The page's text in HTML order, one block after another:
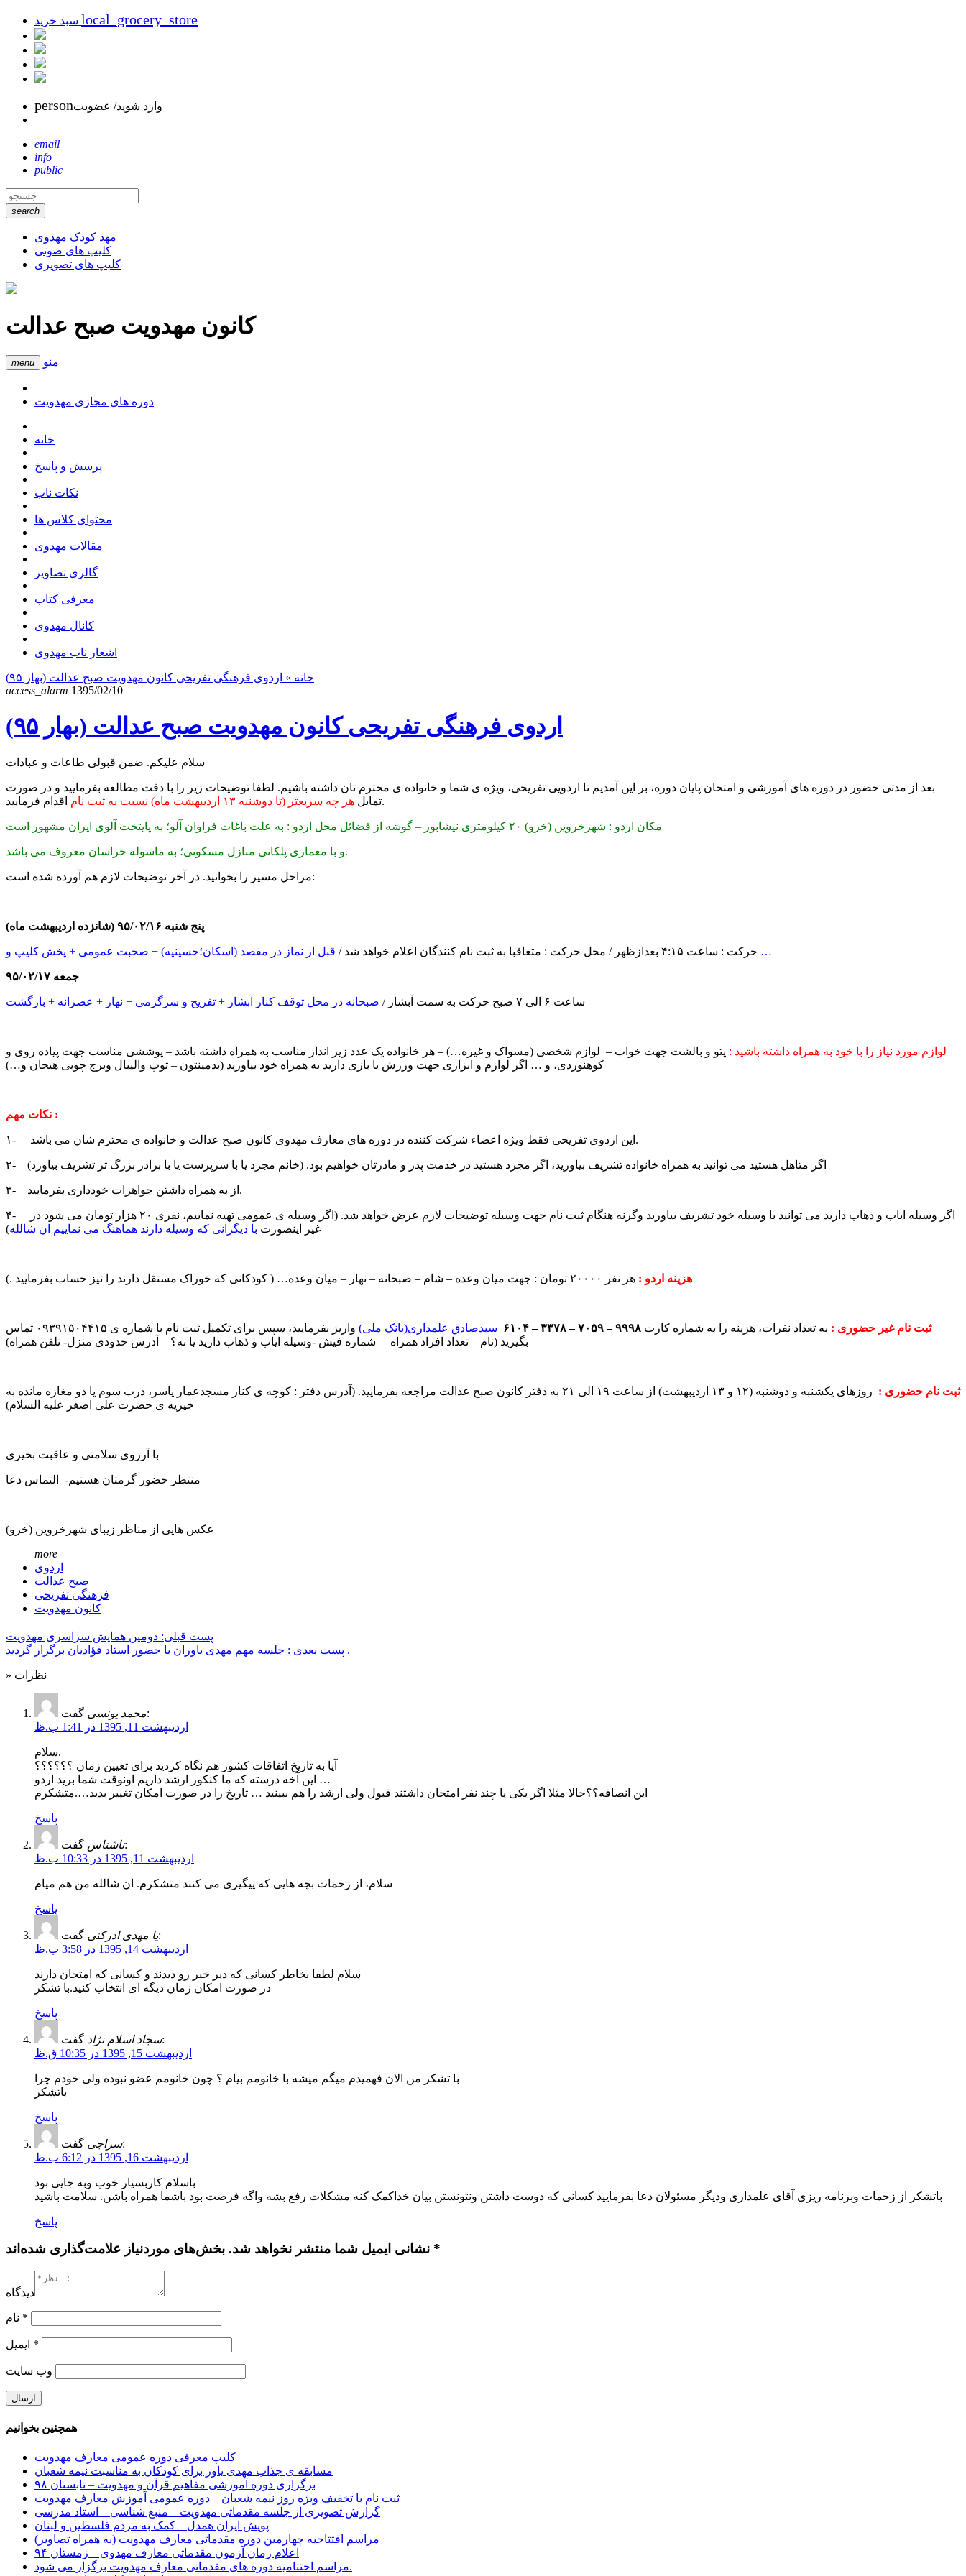
local_grocery_store
personوارد شوید/ عضویت
email
info
public
search
مهد کودک مهدوی
کلیپ های صوتی
کلیپ های تصویری
کانون مهدویت صبح عدالت
menu منو
دوره های مجازی مهدویت
خانه
پرسش و پاسخ
نکات ناب
محتوای کلاس ها
مقالات مهدوی
گالری تصاویر
معرفی کتاب
کانال مهدوی
اشعار ناب مهدوی
خانه » اردوی فرهنگی تفریحی کانون مهدویت صبح عدالت (بهار ۹۵)
access_alarm 1395/02/10
اردوی فرهنگی تفریحی کانون مهدویت صبح عدالت (بهار ۹۵)
سلام علیکم. ضمن قبولی طاعات و عبادات
بعد از مدتی حضور در دوره های آموزشی و امتحان پایان دوره، بر این آمدیم تا اردویی تفریحی، ویژه ی شما و خانواده ی محترم تان داشته باشیم. لطفا توضیحات زیر را با دقت مطالعه بفرمایید و در صورت
تمایل هر چه سریعتر (تا دوشنبه ۱۳ اردیبهشت ماه) نسبت به ثبت نام اقدام فرمایید.
مکان اردو : شهرخروین (خرو) ۲۰ کیلومتری نیشابور – گوشه از فضائل محل اردو : به علت باغات فراوان آلو؛ به پايتخت آلوی ايران مشهور است
و با معماری پلکانی منازل مسکونی؛ به ماسوله خراسان معروف می باشد.
مراحل مسیر را بخوانید. در آخر توضیحات لازم هم آورده شده است:
پنج شنبه ۹۵/۰۲/۱۶ (شانزده اردیبهشت ماه)
حرکت : ساعت ۴:۱۵ بعدازظهر / محل حرکت : متعاقبا به ثبت نام کنندگان اعلام خواهد شد / قبل از نماز در مقصد (اسکان؛حسینیه) + صحبت عمومی + پخش کلیپ و …
جمعه ۹۵/۰۲/۱۷
ساعت ۶ الی ۷ صبح حرکت به سمت آبشار / صبحانه در محل توقف کنار آبشار + تفریح و سرگرمی + نهار + عصرانه + بازگشت
لوازم مورد نیاز را با خود به همراه داشته باشید : پتو و بالشت جهت خواب – لوازم شخصی (مسواک و غیره…) – هر خانواده یک عدد زیر انداز مناسب به همراه داشته باشد – پوششی مناسب جهت پیاده روی و
کوهنوردی، و … اگر لوازم و ابزاری جهت ورزش یا بازی دارید به همراه خود بیاورید (بدمینتون – توپ والیبال وبرج چوبی هیجان و…)
نکات مهم :
۱- این اردوی تفریحی فقط ویژه اعضاء شرکت کننده در دوره های معارف مهدوی کانون صبح عدالت و خانواده ی محترم شان می باشد.
۲- اگر متاهل هستید می توانید به همراه خانواده تشریف بیاورید، اگر مجرد هستید در خدمت پدر و مادرتان خواهیم بود. (خانم مجرد یا با سرپرست یا با برادر بزرگ تر تشریف بیاورد)
۳- از به همراه داشتن جواهرات خودداری بفرمایید.
۴- اگر وسیله ایاب و ذهاب دارید می توانید با وسیله خود تشریف بیاورید وگرنه هنگام ثبت نام جهت وسیله توضیحات لازم عرض خواهد شد. (اگر وسیله ی عمومی تهیه نماییم، نفری ۲۰ هزار تومان می شود در
غیر اینصورت با دیگرانی که وسیله دارند هماهنگ می نماییم ان شالله)
هزینه اردو : هر نفر ۲۰۰۰۰ تومان : جهت میان وعده – شام – صبحانه – نهار – میان وعده… ( کودکانی که خوراک مستقل دارند را نیز حساب بفرمایید .)
ثبت نام غیر حضوری : به تعداد نفرات، هزینه را به شماره کارت ۹۹۹۸ – ۷۰۵۹ – ۳۳۷۸ – ۶۱۰۴ سیدصادق علمداری(بانک ملی)
واریز بفرمایید، سپس برای تکمیل ثبت نام با شماره ی ۰۹۳۹۱۵۰۴۴۱۵ تماس
بگیرید (نام – تعداد افراد همراه – شماره فیش -وسیله ایاب و ذهاب دارید یا نه؟ – آدرس حدودی منزل- تلفن همراه)
ثبت نام حضوری :
روزهای یکشنبه و دوشنبه (۱۲ و ۱۳ اردیبهشت) از ساعت ۱۹ الی ۲۱ به دفتر کانون صبح عدالت مراجعه بفرمایید. (آدرس دفتر : کوچه ی کنار مسجدعمار یاسر، درب سوم یا دو مغازه مانده به
خیریه ی حضرت علی اصغر علیه السلام)
با آرزوی سلامتی و عاقبت بخیری
منتظر حضور گرمتان هستیم- التماس دعا
عکس هایی از مناظر زیبای شهرخروین (خرو)
more
اردوی
صبح عدالت
فرهنگی تفریحی
کانون مهدویت
پست قبلی: دومین همایش سراسری مهدویت
پست بعدی : جلسه مهم مهدی یاوران با حضور استاد فؤادیان برگزار گردید .
» نظرات
محمد یونسیگفت:
اردیبهشت 11, 1395 در 1:41 ب.ظ
سلام.
آیا به تاریخ اتفاقات کشور هم نگاه کردید برای تعیین زمان ؟؟؟؟؟؟
این آخه درسته که ما کنکور ارشد داریم اونوقت شما برید اردو …
این انصافه؟؟حالا مثلا اگر یکی یا چند نفر امتحان داشتند قبول ولی ارشد را هم ببینید … تاریخ را در صورت امکان تغییر بدید….متشکرم
پاسخ
ناشناسگفت:
اردیبهشت 11, 1395 در 10:33 ب.ظ
سلام، از زحمات بچه هایی که پیگیری می کنند متشکرم. ان شالله من هم میام
پاسخ
یا مهدی ادرکنیگفت:
اردیبهشت 14, 1395 در 3:58 ب.ظ
سلام لطفا بخاطر کسانی که دیر خبر رو دیدند و کسانی که امتحان دارند
در صورت امکان زمان دیگه ای انتخاب کنید.با تشکر
پاسخ
سجاد اسلام نژادگفت:
اردیبهشت 15, 1395 در 10:35 ق.ظ
با تشکر من الان فهمیدم میگم میشه با خانومم بیام ؟ چون خانومم عضو نبوده ولی خودم چرا
باتشکر
پاسخ
سراجیگفت:
اردیبهشت 16, 1395 در 6:12 ب.ظ
باسلام کاربسیار خوب وبه جایی بود
باتشکر از زحمات وبرنامه ریزی آقای علمداری ودیگر مسئولان دعا بفرمایید کسانی که دوست داشتن ونتونستن بیان خداکمک کنه مشکلات رفع بشه واگه فرصت بود باشما همراه باشن. سلامت باشید
پاسخ
نشانی ایمیل شما منتشر نخواهد شد. بخش‌های موردنیاز علامت‌گذاری شده‌اند *
دیدگاه
*
*
وب‌ سایت
همچنین بخوانیم
کلیپ معرفی دوره عمومی معارف مهدویت
مسابقه ی جذاب مهدی یاور برای کودکان به مناسبت نیمه شعبان
برگزاری دوره آموزشی مفاهیم قرآن و مهدویت – تابستان ۹۸
ثبت نام با تخفیف ویژه روز نیمه شعبان _ دوره عمومی آموزش معارف مهدویت
گزارش تصویری از جلسه مقدماتی مهدویت – منبع شناسی – استاد مدرسی
پویش ایران همدل _ کمک به مردم فلسطین و لبنان
مراسم افتتاحیه چهارمین دوره مقدماتی معارف مهدویت (به همراه تصاویر)
اعلام زمان آزمون مقدماتی معارف مهدوی – زمستان ۹۴
مراسم اختتامیه دوره های مقدماتی معارف مهدویت برگزار می شود.